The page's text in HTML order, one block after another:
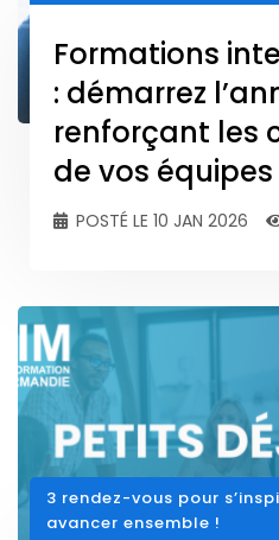
Formations
: démarrez
renforçant les
de vos équipes
POSTÉ LE 10 JAN 2026
3 rendez-vous pour
avancer ensemble !